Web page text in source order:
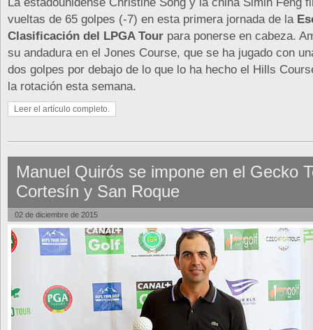
vueltas de 65 golpes (-7) en esta primera jornada de la
Clasificación del LPGA Tour para ponerse en cabeza.
su andadura en el Jones Course, que se ha jugado con
dos golpes por debajo de lo que lo ha hecho el Hills
la rotación esta semana.
Leer el artículo completo.
Manuel Quirós se impone en el Gecko
Cortesín y San Roque
02 de diciembre de 2015